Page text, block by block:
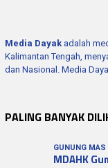
Media Dayak adalah
Kalimantan Tengah,
dan Nasional. Media
PALING BANYAK
GUNUNG MAS
MDAHK